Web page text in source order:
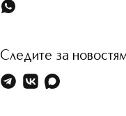
Следите за